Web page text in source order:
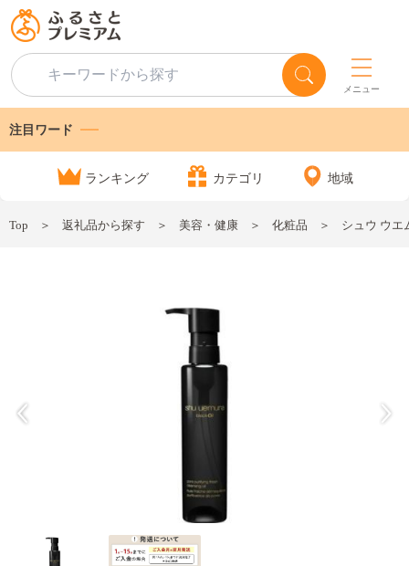
メニュー
注目ワード
ランキング カテゴリ 地域
Top 返礼品から探す 美容・健康 化粧品 シュウ ウエ